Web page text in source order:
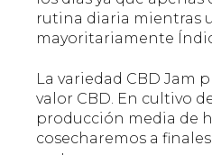
rutina diaria mientras
mayoritariamente
La variedad CBD Jam
valor CBD. En cultivo
producción media de
cosecharemos a